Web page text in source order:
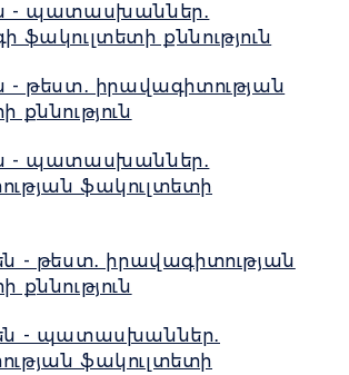
- պատասխաններ․
ֆակուլտետի քննություն
- թեստ․ իրավագիտության
քննություն
- պատասխաններ․
ֆակուլտետի
- թեստ․ իրավագիտության
քննություն
- պատասխաններ․
ֆակուլտետի